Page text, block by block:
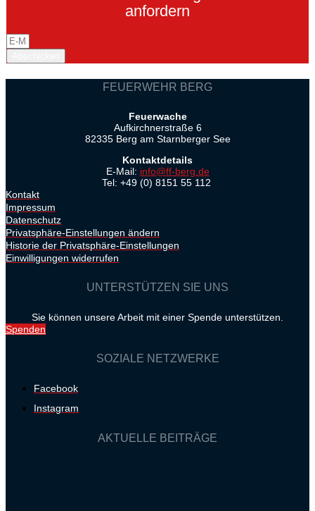
anfordern
FEUERWEHR BERG
Feuerwache
Aufkirchnerstraße 6
82335 Berg am Starnberger See
Kontaktdetails
E-Mail: info@ff-berg.de
Tel: +49 (0) 8151 55 112
Kontakt
Impressum
Datenschutz
Privatsphäre-Einstellungen ändern
Historie der Privatsphäre-Einstellungen
Einwilligungen widerrufen
UNTERSTÜTZEN SIE UNS
Sie können unsere Arbeit mit einer Spende unterstützen.
Spenden
SOZIALE NETZWERKE
Facebook
Instagram
AKTUELLE BEITRÄGE